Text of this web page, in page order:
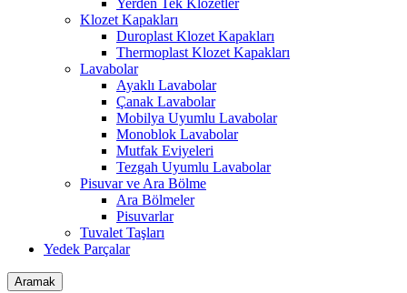
Yerden Tek Klozetler
Klozet Kapakları
Duroplast Klozet Kapakları
Thermoplast Klozet Kapakları
Lavabolar
Ayaklı Lavabolar
Çanak Lavabolar
Mobilya Uyumlu Lavabolar
Monoblok Lavabolar
Mutfak Eviyeleri
Tezgah Uyumlu Lavabolar
Pisuvar ve Ara Bölme
Ara Bölmeler
Pisuvarlar
Tuvalet Taşları
Yedek Parçalar
Aramak